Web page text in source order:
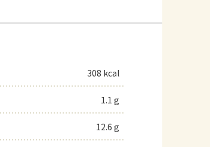
308 kcal
1.1 g
12.6 g